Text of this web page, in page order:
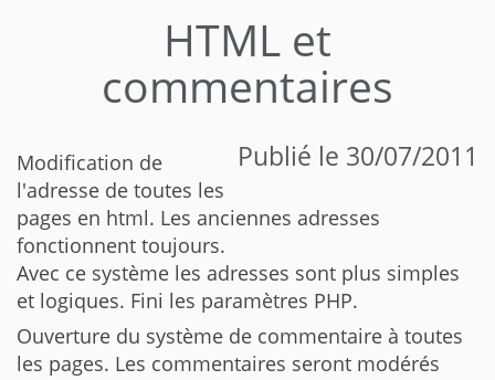
HTML et
commentaires
Publié le 30/07/2011
Modification de
l'adresse de toutes les
pages en html. Les anciennes adresses
fonctionnent toujours.
Avec ce système les adresses sont plus simples
et logiques. Fini les paramètres PHP.
Ouverture du système de commentaire à toutes
les pages. Les commentaires seront modérés